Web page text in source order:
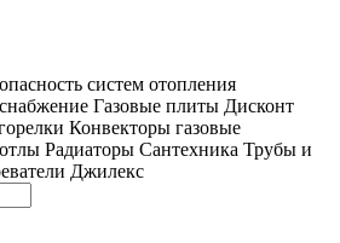
систем отопления
Газовые плиты Дисконт
Конвекторы газовые
Радиаторы Сантехника Трубы и
Джилекс